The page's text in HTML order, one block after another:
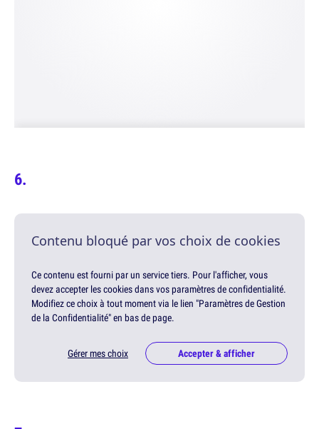
Contenu bloqué par vos choix de cookies
Ce contenu est fourni par un service tiers. Pour l'afficher, vous
devez accepter les cookies dans vos paramètres de confidentialité.
Modifiez ce choix à tout moment via le lien "Paramètres de Gestion
de la Confidentialité" en bas de page.
Gérer mes choix Accepter & afficher